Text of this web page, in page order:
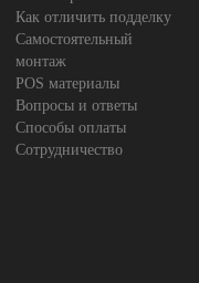
Как отличить подделку
Самостоятельный
монтаж
POS материалы
Вопросы и ответы
Способы оплаты
Сотрудничество